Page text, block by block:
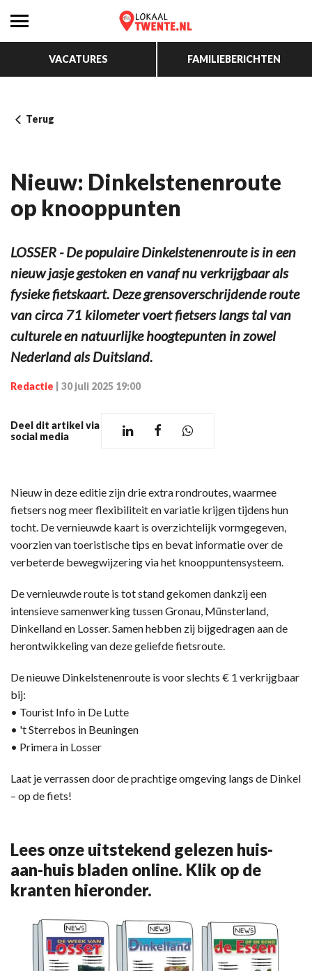
VACATURES FAMILIEBERICHTEN
Terug
Nieuw: Dinkelstenenroute
op knooppunten
LOSSER - De populaire Dinkelstenenroute is in een
nieuw jasje gestoken en vanaf nu verkrijgbaar als
fysieke fietskaart. Deze grensoverschrijdende route
van circa 71 kilometer voert fietsers langs tal van
culturele en natuurlijke hoogtepunten in zowel
Nederland als Duitsland.
Redactie 30 juli 2025 19:00
Deel dit artikel via
social media
Nieuw in deze editie zijn drie extra rondroutes, waarmee
fietsers nog meer flexibiliteit en variatie krijgen tijdens hun
tocht. De vernieuwde kaart is overzichtelijk vormgegeven,
voorzien van toeristische tips en bevat informatie over de
verbeterde bewegwijzering via het knooppuntensysteem.
De vernieuwde route is tot stand gekomen dankzij een
intensieve samenwerking tussen Gronau, Münsterland,
Dinkelland en Losser. Samen hebben zij bijgedragen aan de
herontwikkeling van deze geliefde fietsroute.
De nieuwe Dinkelstenenroute is voor slechts € 1 verkrijgbaar
bij:
• Tourist Info in De Lutte
• 't Sterrebos in Beuningen
• Primera in Losser
Laat je verrassen door de prachtige omgeving langs de Dinkel
– op de fiets!
Lees onze uitstekend gelezen huis-
aan-huis bladen online. Klik op de
kranten hieronder.